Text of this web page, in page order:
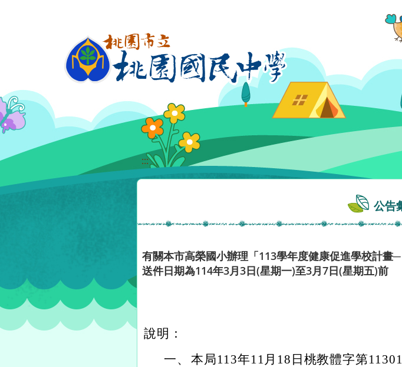
:::
公告
有關本市高榮國小辦理「113學年度健康促進學校計
送件日期為114年3月3日(星期一)至3月7日(星期五)前
說明：
一、 本局113年11月18日桃教體字第